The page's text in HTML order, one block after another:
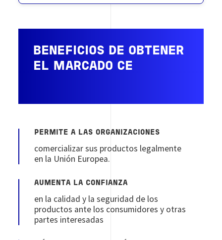
BENEFICIOS DE OBTENER
EL MARCADO CE
PERMITE A LAS ORGANIZACIONES
comercializar sus productos legalmente
en la Unión Europea.
AUMENTA LA CONFIANZA
en la calidad y la seguridad de los
productos ante los consumidores y otras
partes interesadas